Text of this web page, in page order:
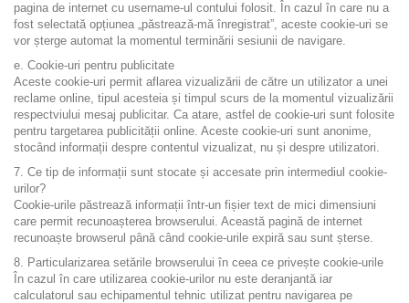
pagina de internet cu username-ul contului folosit. În cazul în care nu a
fost selectată opțiunea „păstrează-mă înregistrat”, aceste cookie-uri se
vor șterge automat la momentul terminării sesiunii de navigare.
e. Cookie-uri pentru publicitate
Aceste cookie-uri permit aflarea vizualizării de către un utilizator a unei
reclame online, tipul acesteia și timpul scurs de la momentul vizualizării
respectviului mesaj publicitar. Ca atare, astfel de cookie-uri sunt folosite
pentru targetarea publicității online. Aceste cookie-uri sunt anonime,
stocând informații despre contentul vizualizat, nu și despre utilizatori.
7. Ce tip de informații sunt stocate și accesate prin intermediul cookie-
urilor?
Cookie-urile păstrează informații într-un fișier text de mici dimensiuni
care permit recunoașterea browserului. Această pagină de internet
recunoaște browserul până când cookie-urile expiră sau sunt șterse.
8. Particularizarea setările browserului în ceea ce privește cookie-urile
În cazul în care utilizarea cookie-urilor nu este deranjantă iar
calculatorul sau echipamentul tehnic utilizat pentru navigarea pe